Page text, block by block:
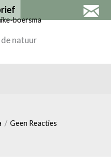
natuur
/ Geen Reacties